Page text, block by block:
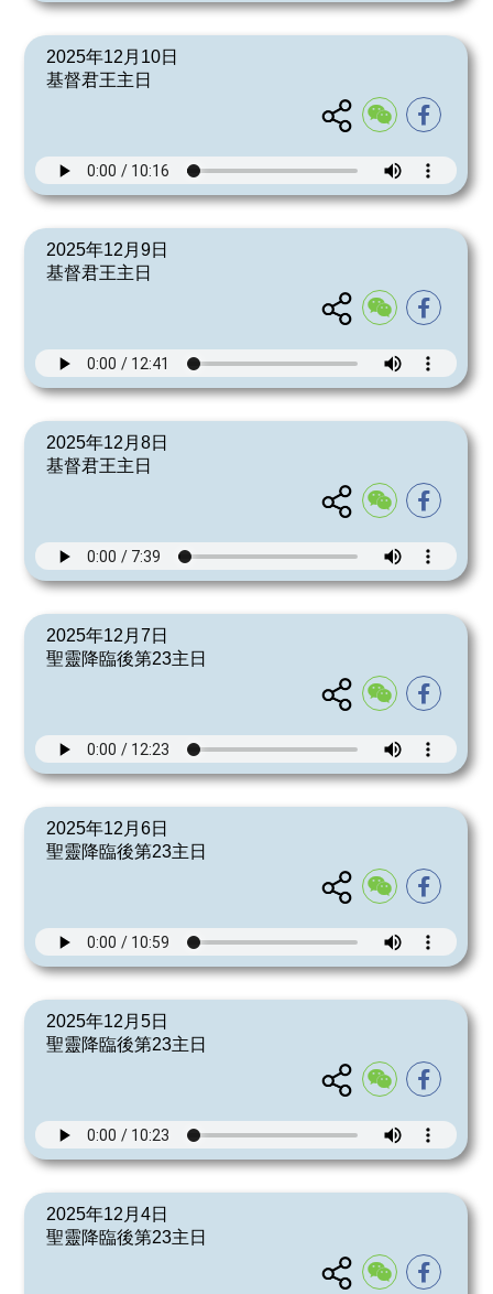
2025年12月10日
基督君王主日
2025年12月9日
基督君王主日
2025年12月8日
基督君王主日
2025年12月7日
聖靈降臨後第23主日
2025年12月6日
聖靈降臨後第23主日
2025年12月5日
聖靈降臨後第23主日
2025年12月4日
聖靈降臨後第23主日